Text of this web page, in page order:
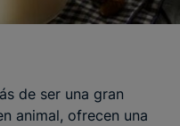
de ser una gran
animal, ofrecen una